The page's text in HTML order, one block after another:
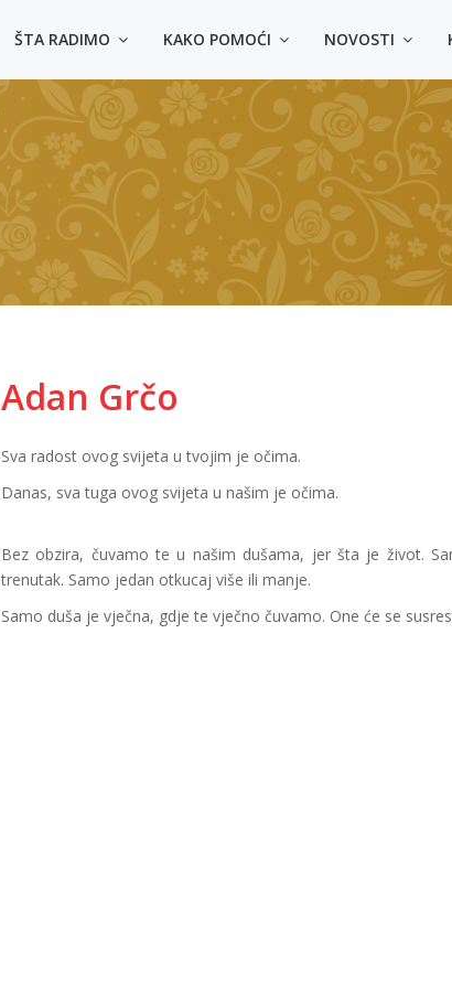
ŠTA RADIMO KAKO POMOĆI NOVOSTI
Adan Grčo
Sva radost ovog svijeta u tvojim je očima.
Danas, sva tuga ovog svijeta u našim je očima.
Bez obzira, čuvamo te u našim dušama, jer šta je život.
trenutak. Samo jedan otkucaj više ili manje.
Samo duša je vječna, gdje te vječno čuvamo. One će se